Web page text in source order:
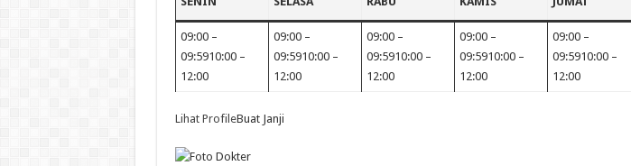
09:00 –
09:5910:00 –
12:00
09:00 –
09:5910:00 –
12:00
09:00 –
09:5910:00 –
12:00
09:00 –
09:5910:00 –
12:00
09:00 –
09:5910:00 –
12:00
Lihat ProfileBuat Janji